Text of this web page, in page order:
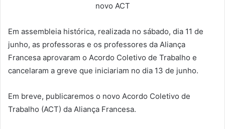
Em assembleia histórica, realizada no sábado, dia 11 de
junho, as professoras e os professores da Aliança
Francesa aprovaram o Acordo Coletivo de Trabalho e
cancelaram a greve que iniciariam no dia 13 de junho.
Em breve, publicaremos o novo Acordo Coletivo de
Trabalho (ACT) da Aliança Francesa.